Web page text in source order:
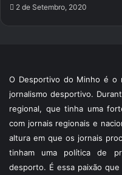
2 de Setembro, 2020
O Desportivo do Minho é o
jornalismo desportivo.
regional, que tinha uma
com jornais regionais e
altura em que os jornais
tinham uma política de
desporto. É essa paixão